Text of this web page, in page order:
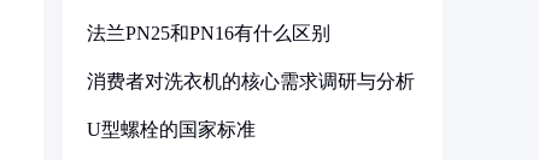
法兰PN25和PN16有什么区别
消费者对洗衣机的核心需求调研与分析
U型螺栓的国家标准